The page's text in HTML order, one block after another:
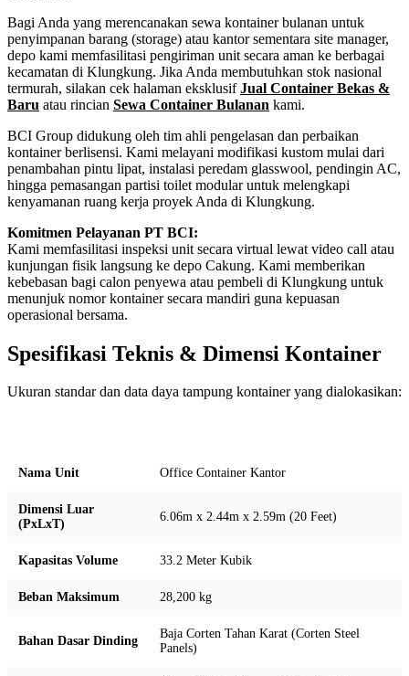
Bagi Anda yang merencanakan sewa kontainer bulanan untuk
penyimpanan barang (storage) atau kantor sementara site manager,
depo kami memfasilitasi pengiriman unit secara aman ke berbagai
kecamatan di Klungkung. Jika Anda membutuhkan stok nasional
termurah, silakan cek halaman eksklusifJual Container Bekas &
Baru atau rincian Sewa Container Bulanan kami.
BCI Group didukung oleh tim ahli pengelasan dan perbaikan
kontainer berlisensi. Kami melayani modifikasi kustom mulai dari
penambahan pintu lipat, instalasi peredam glasswool, pendingin AC,
hingga pemasangan partisi toilet modular untuk melengkapi
kenyamanan ruang kerja proyek Anda di Klungkung.
Komitmen Pelayanan PT BCI:
Kami memfasilitasi inspeksi unit secara virtual lewat video call atau
kunjungan fisik langsung ke depo Cakung. Kami memberikan
kebebasan bagi calon penyewa atau pembeli di Klungkung untuk
menunjuk nomor kontainer secara mandiri guna kepuasan
operasional bersama.
Spesifikasi Teknis & Dimensi Kontainer
Ukuran standar dan data daya tampung kontainer yang dialokasikan:
Nama Unit Office Container Kantor
Dimensi Luar
(PxLxT)
6.06m x 2.44m x 2.59m (20 Feet)
Kapasitas Volume 33.2 Meter Kubik
Beban Maksimum 28,200 kg
Bahan Dasar Dinding
Baja Corten Tahan Karat (Corten Steel
Panels)